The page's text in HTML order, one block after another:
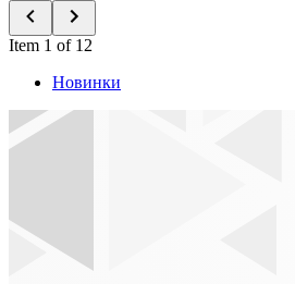
Item 1 of 12
Новинки